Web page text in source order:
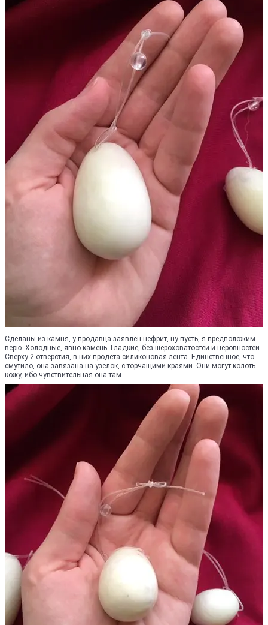
Сделаны из камня, у продавца заявлен нефрит, ну пусть, я предположим
верю. Холодные, явно камень. Гладкие, без шероховатостей и неровностей.
Сверху 2 отверстия, в них продета силиконовая лента. Единственное, что
смутило, она завязана на узелок, с торчащими краями. Они могут колоть
кожу, ибо чувствительная она там.